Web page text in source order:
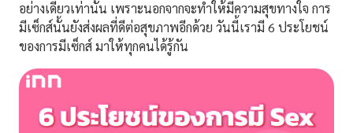
ร่วมด้วยช่วยกัน
อย่างเดียวเท่านั้น เพราะนอกจากจะทำให้มีความสุขทางใจ การ
มีเซ็กส์นั้นยังส่งผลที่ดีต่อสุขภาพอีกด้วย วันนี้เรามี 6 ประโยชน์
ของการมีเซ็กส์ มาให้ทุกคนได้รู้กัน